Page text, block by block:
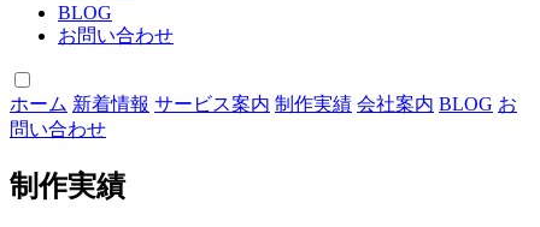
BLOG
お問い合わせ
ホーム 新着情報 サービス案内 制作実績 会社案内 BLOG お
問い合わせ
制作実績